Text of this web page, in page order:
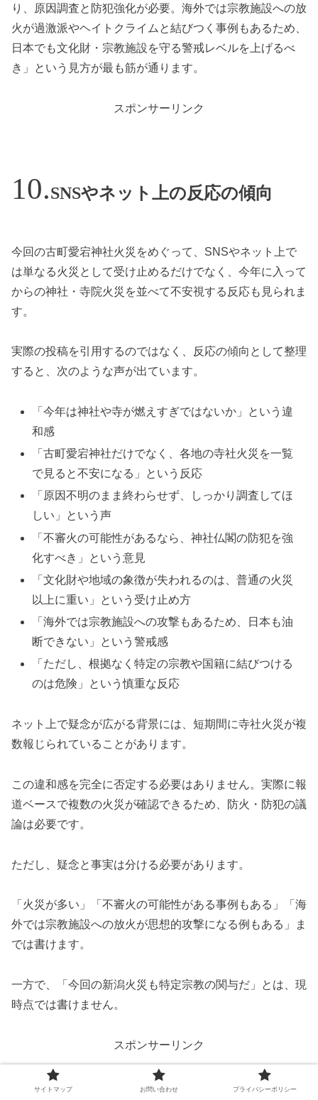
り、原因調査と防犯強化が必要。海外では宗教施設への放
火が過激派やヘイトクライムと結びつく事例もあるため、
日本でも文化財・宗教施設を守る警戒レベルを上げるべ
き」という見方が最も筋が通ります。
スポンサーリンク
SNSやネット上の反応の傾向
今回の古町愛宕神社火災をめぐって、SNSやネット上で
は単なる火災として受け止めるだけでなく、今年に入って
からの神社・寺院火災を並べて不安視する反応も見られま
す。
実際の投稿を引用するのではなく、反応の傾向として整理
すると、次のような声が出ています。
「今年は神社や寺が燃えすぎではないか」という違
和感
「古町愛宕神社だけでなく、各地の寺社火災を一覧
で見ると不安になる」という反応
「原因不明のまま終わらせず、しっかり調査してほ
しい」という声
「不審火の可能性があるなら、神社仏閣の防犯を強
化すべき」という意見
「文化財や地域の象徴が失われるのは、普通の火災
以上に重い」という受け止め方
「海外では宗教施設への攻撃もあるため、日本も油
断できない」という警戒感
「ただし、根拠なく特定の宗教や国籍に結びつける
のは危険」という慎重な反応
ネット上で疑念が広がる背景には、短期間に寺社火災が複
数報じられていることがあります。
この違和感を完全に否定する必要はありません。実際に報
道ベースで複数の火災が確認できるため、防火・防犯の議
論は必要です。
ただし、疑念と事実は分ける必要があります。
「火災が多い」「不審火の可能性がある事例もある」「海
外では宗教施設への放火が思想的攻撃になる例もある」ま
では書けます。
一方で、「今回の新潟火災も特定宗教の関与だ」とは、現
時点では書けません。
スポンサーリンク
サイトマップ お問い合わせ プライバシーポリシー